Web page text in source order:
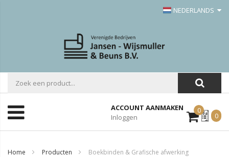
NEDERLANDS
ACCOUNT AANMAKEN
Inloggen
0Mijn
Offerte
0
Home Producten Boekbinden & Grafische afwerking